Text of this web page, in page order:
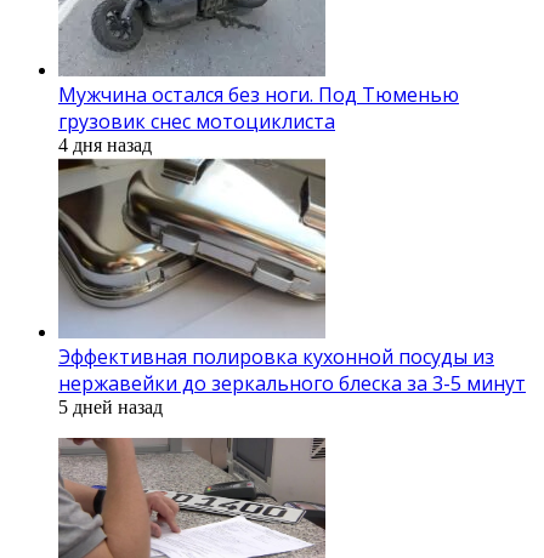
Мужчина остался без ноги. Под Тюменью
грузовик снес мотоциклиста
4 дня назад
Эффективная полировка кухонной посуды из
нержавейки до зеркального блеска за 3-5 минут
5 дней назад